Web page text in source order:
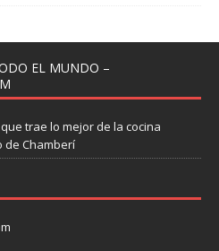
EL MUNDO –
trae lo mejor de la cocina
de Chamberí